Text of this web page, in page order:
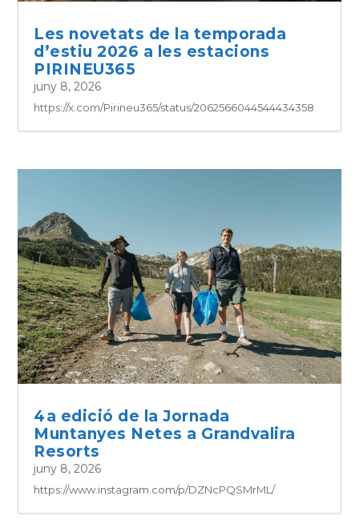
Les novetats de la temporada
d’estiu 2026 a les estacions
PIRINEU365
juny 8, 2026
https://x.com/Pirineu365/status/2062566044544434358
4a edició de la Jornada
Muntanyes Netes a Grandvalira
Resorts
juny 8, 2026
https://www.instagram.com/p/DZNcPQSMrML/